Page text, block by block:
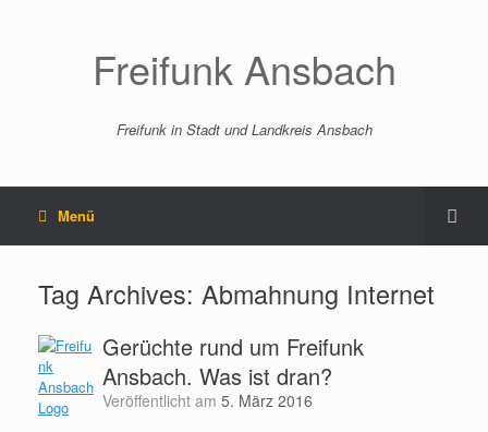
Freifunk Ansbach
Freifunk in Stadt und Landkreis Ansbach
Menü
Tag Archives: Abmahnung Internet
Gerüchte rund um Freifunk
Ansbach. Was ist dran?
Veröffentlicht am 5. März 2016